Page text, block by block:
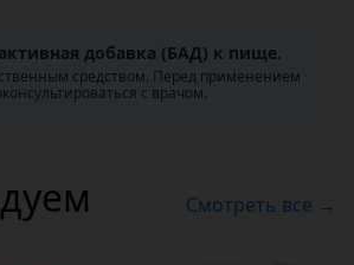
добавка (БАД) к пище.
средством. Перед применением
с врачом.
Смотреть все →